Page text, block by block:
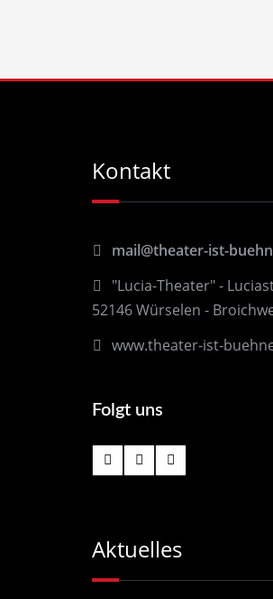
Kontakt
mail@theater-ist-
"Lucia-Theater" -
52146 Würselen -
www.theater-ist-
Folgt uns
Aktuelles